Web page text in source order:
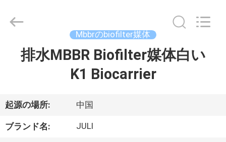
製
品
Tongxiang
Reserved.
Mbbrのbiofilter媒体
排水MBBR Biofilter媒体白い
K1 Biocarrier
起源の場所: 中国
ブランド名: JULI